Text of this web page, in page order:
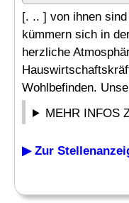
[. .. ] von ihnen
kümmern sich in
herzliche
Wohlbefinden.
MEHR INFOS
▶ Zur